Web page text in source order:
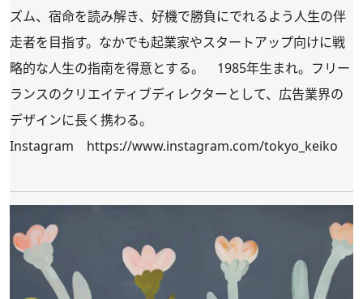
ズム、宿命を読み解き、好機で勝負にでれるよう人生の伴
走者を目指す。なかでも起業家やスタートアップ向けに戦
略的な人生の指南を得意とする。 1985年生まれ。フリー
ランスのクリエイティブディレクターとして、広告業界の
デザインに長く携わる。
Instagram https://www.instagram.com/tokyo_keiko